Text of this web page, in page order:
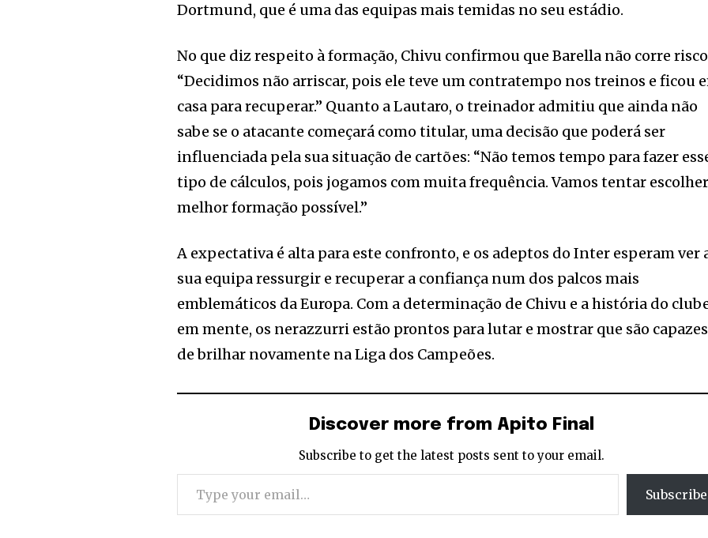
Dortmund, que é uma das equipas mais temidas no seu estádio.
No que diz respeito à formação, Chivu confirmou que Barella não corre
“Decidimos não arriscar, pois ele teve um contratempo nos treinos e ficou
casa para recuperar.” Quanto a Lautaro, o treinador admitiu que ainda não
sabe se o atacante começará como titular, uma decisão que poderá ser
influenciada pela sua situação de cartões: “Não temos tempo para fazer
tipo de cálculos, pois jogamos com muita frequência. Vamos tentar
melhor formação possível.”
A expectativa é alta para este confronto, e os adeptos do Inter esperam ver
sua equipa ressurgir e recuperar a confiança num dos palcos mais
emblemáticos da Europa. Com a determinação de Chivu e a história do
em mente, os nerazzurri estão prontos para lutar e mostrar que são capazes
de brilhar novamente na Liga dos Campeões.
Discover more from Apito Final
Subscribe to get the latest posts sent to your email.
Type your email…
Subscribe